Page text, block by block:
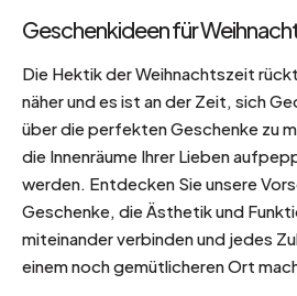
Geschenkideen für
Die Hektik der Weihnachtszeit
näher und es ist an der Zeit, sich
über die perfekten Geschenke zu
die Innenräume Ihrer Lieben
werden. Entdecken Sie unsere
Geschenke, die Ästhetik und
miteinander verbinden und jedes
einem noch gemütlicheren Ort